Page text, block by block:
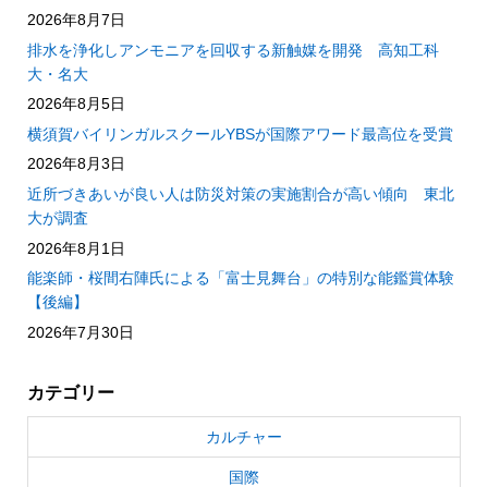
2026年8月7日
排水を浄化しアンモニアを回収する新触媒を開発 高知工科
大・名大
2026年8月5日
横須賀バイリンガルスクールYBSが国際アワード最高位を受賞
2026年8月3日
近所づきあいが良い人は防災対策の実施割合が高い傾向 東北
大が調査
2026年8月1日
能楽師・桜間右陣氏による「富士見舞台」の特別な能鑑賞体験
【後編】
2026年7月30日
カテゴリー
カルチャー
国際